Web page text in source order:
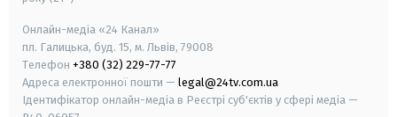
Онлайн-медіа «24 Канал»
пл. Галицька, буд. 15, м. Львів, 79008
Телефон +380 (32) 229-77-77
Адреса електронної пошти — legal@24tv.com.ua
Ідентифікатор онлайн-медіа в Реєстрі суб'єктів у сфері медіа —